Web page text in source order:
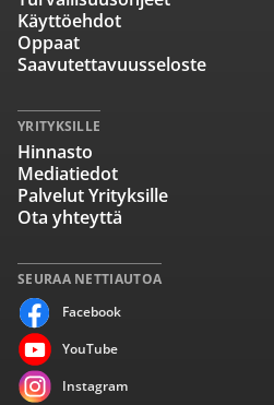
SEURAA NETTIAUTOA
Facebook
YouTube
Instagram
Käyttöehdot
Oppaat
Saavutettavuusseloste
YRITYKSILLE
Hinnasto
Mediatiedot
Palvelut Yrityksille
Ota yhteyttä